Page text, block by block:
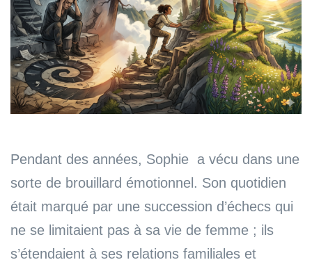
Pendant des années, Sophie a vécu dans une
sorte de brouillard émotionnel. Son quotidien
était marqué par une succession d’échecs qui
ne se limitaient pas à sa vie de femme ; ils
s’étendaient à ses relations familiales et